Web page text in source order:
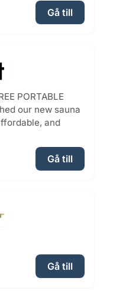
Gå till
PORTABLE
our new sauna
and
Gå till
Gå till